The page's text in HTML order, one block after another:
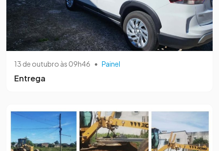
13 de outubro às 09h46 • Painel
Entrega